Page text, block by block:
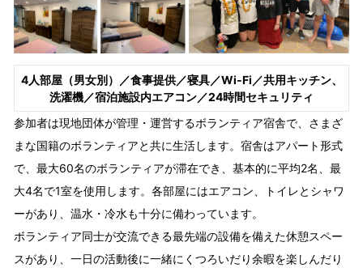
4人部屋（男女別）／食事提供／寝具／Wi-Fi／共用キッチン、
洗濯機／宿泊施設内エアコン／24時間セキュリティ
参加者は現地団体が管理・運営するボランティア宿舎で、さまざ
まな国籍のボランティアと共に生活します。宿舎はアパート形式
で、最大60名のボランティアが滞在でき、基本的に平均2名、最
大4名で1室を使用します。各部屋にはエアコン、トイレとシャワ
ーがあり、温水・冷水も十分に備わっています。
ボランティア同士が交流できる最先端の設備を備えた休憩スペー
スがあり、一日の活動後に一緒にくつろいだり余暇を楽しんだり